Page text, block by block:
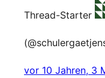
Thread-Starter
vor 10 Jahren, 3